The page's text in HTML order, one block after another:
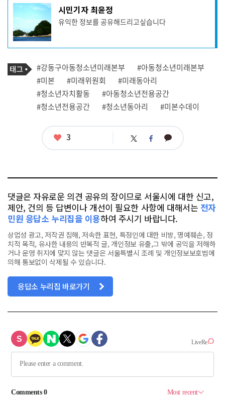
기
사
작
성
자
프
필
시민기자 최윤정
유익한 정보를 공유해드리고싶습니다
기
사
관
련
태
그
태
그
#강동구아동청소년미래본부
#아동청소년미래본부
#미본
#미래위원회
#미래동아리
#청소년자치활동
#아동청소년전용공간
#청소년전용공간
#청소년동아리 #미본수데이
좋
3 트 페 카
댓글은 자유로운 의견 공유의 장이므로 서울시에 대한 신고,
제안, 건의 등 답변이나 개선이 필요한 사항에 대해서는 전자
민원 응답소 누리집을 이용하여 주시기 바랍니다.
상업성 광고, 저작권 침해, 저속한 표현, 특정인에 대한 비방, 명예훼손, 정
치적 목적, 유사한 내용의 반복적 글, 개인정보 유출,그 밖에 공익을 저해하
거나 운영 취지에 맞지 않는 댓글은 서울특별시 조례 및 개인정보보호법에
의해 통보없이 삭제될 수 있습니다.
응답소 누리집 바로가기